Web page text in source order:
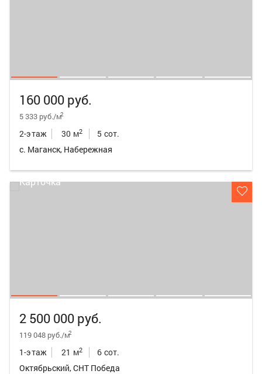
160 000 руб.
5 333 руб./м2
2-этаж 30 м2
5 сот.
с. Маганск, Набережная
2 500 000 руб.
119 048 руб./м2
1-этаж 21 м2
6 сот.
Октябрьский, СНТ Победа